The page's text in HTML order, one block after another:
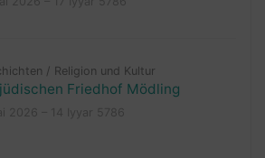
/ Religion und Kultur
Friedhof Mödling